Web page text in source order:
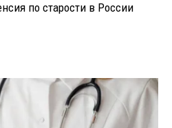
по старости в России